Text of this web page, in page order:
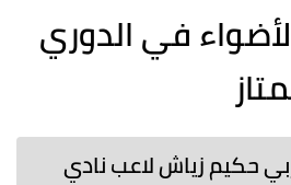
في الدوري
حكيم زياش لاعب نادي